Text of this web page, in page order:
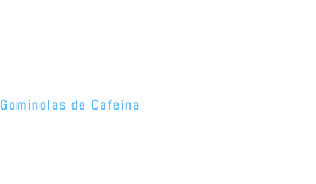
Gominolas de Cafeína